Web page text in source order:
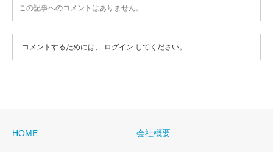
この記事へのコメントはありません。
コメントするためには、 ログイン してください。
HOME 会社概要